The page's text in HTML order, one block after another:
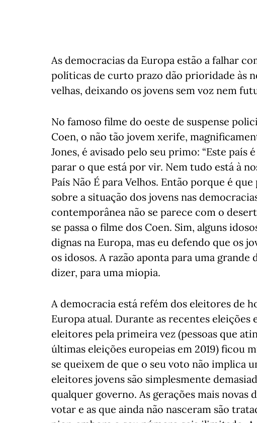
As democracias da Europa estão a falhar
políticas de curto prazo dão prioridade às
velhas, deixando os jovens sem voz nem
No famoso filme do oeste de suspense
Coen, o não tão jovem xerife,
Jones, é avisado pelo seu primo: “Este país
parar o que está por vir. Nem tudo está à
País Não É para Velhos. Então porque é
sobre a situação dos jovens nas
contemporânea não se parece com o
se passa o filme dos Coen. Sim, alguns
dignas na Europa, mas eu defendo que os
os idosos. A razão aponta para uma
dizer, para uma miopia.
A democracia está refém dos eleitores de
Europa atual. Durante as recentes eleições
eleitores pela primeira vez (pessoas que
últimas eleições europeias em 2019) ficou
se queixem de que o seu voto não implica
eleitores jovens são simplesmente
qualquer governo. As gerações mais novas
votar e as que ainda não nasceram são